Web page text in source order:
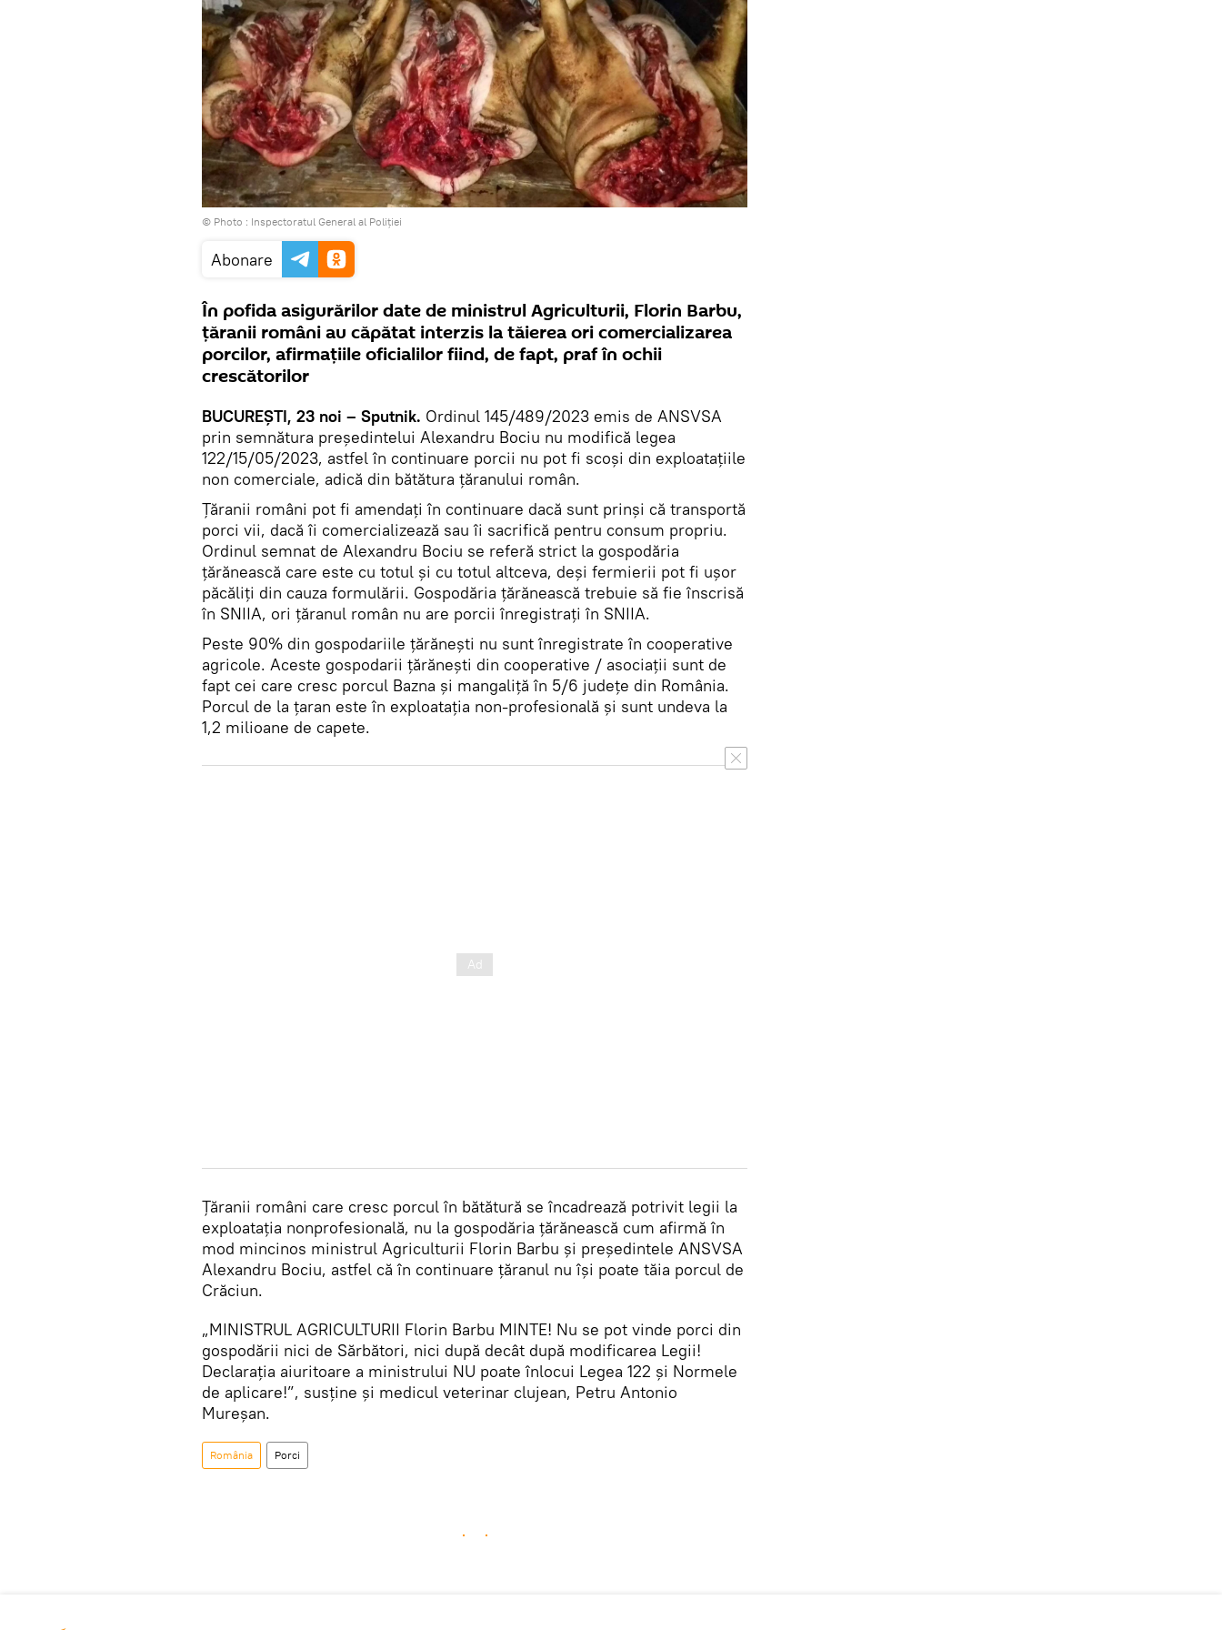
© Photo : Inspectoratul General al Poliției
Abonare
În pofida asigurărilor date de ministrul Agriculturii, Florin Barbu,
țăranii români au căpătat interzis la tăierea ori comercializarea
porcilor, afirmațiile oficialilor fiind, de fapt, praf în ochii
crescătorilor
BUCUREȘTI, 23 noi – Sputnik. Ordinul 145/489/2023 emis de ANSVSA
prin semnătura președintelui Alexandru Bociu nu modifică legea
122/15/05/2023, astfel în continuare porcii nu pot fi scoși din exploatațiile
non comerciale, adică din bătătura țăranului român.
Țăranii români pot fi amendați în continuare dacă sunt prinși că transportă
porci vii, dacă îi comercializează sau îi sacrifică pentru consum propriu.
Ordinul semnat de Alexandru Bociu se referă strict la gospodăria
țărănească care este cu totul și cu totul altceva, deși fermierii pot fi ușor
păcăliți din cauza formulării. Gospodăria țărănească trebuie să fie înscrisă
în SNIIA, ori țăranul român nu are porcii înregistrați în SNIIA.
Peste 90% din gospodariile țărănești nu sunt înregistrate în cooperative
agricole. Aceste gospodarii țărănești din cooperative / asociații sunt de
fapt cei care cresc porcul Bazna și mangaliță în 5/6 județe din România.
Porcul de la țaran este în exploatația non-profesională și sunt undeva la
1,2 milioane de capete.
Țăranii români care cresc porcul în bătătură se încadrează potrivit legii la
exploatația nonprofesională, nu la gospodăria țărănească cum afirmă în
mod mincinos ministrul Agriculturii Florin Barbu și președintele ANSVSA
Alexandru Bociu, astfel că în continuare țăranul nu își poate tăia porcul de
Crăciun.
„MINISTRUL AGRICULTURII Florin Barbu MINTE! Nu se pot vinde porci din
gospodării nici de Sărbători, nici după decât după modificarea Legii!
Declarația aiuritoare a ministrului NU poate înlocui Legea 122 și Normele
de aplicare!”, susține și medicul veterinar clujean, Petru Antonio
Mureșan.
România Porci